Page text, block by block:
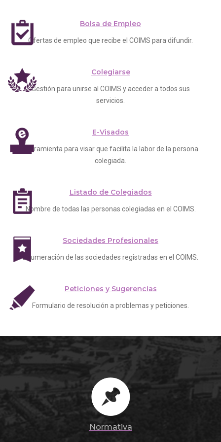
Bolsa de Empleo
Ofertas de empleo que recibe el COIMS para difundir.
Colegiarse
Gestión para unirse al COIMS y acceder a todos sus
servicios.
E-Visados
Herramienta para visar que facilita la labor de la persona
colegiada.
Listado de Colegiados
Nombre de todas las personas colegiadas en el COIMS.
Sociedades Profesionales
Enumeración de las sociedades registradas en el COIMS.
Peticiones y Sugerencias
Formulario de resolución a problemas y peticiones.
Normativa